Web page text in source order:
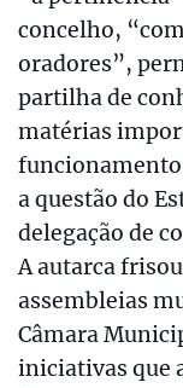
concelho,
oradores”,
partilha de
matérias
a questão do
delegação de
A autarca
assembleias
Câmara
iniciativas que